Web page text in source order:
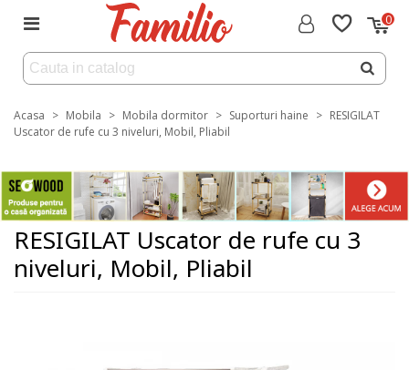
0
Acasa > Mobila > Mobila dormitor > Suporturi haine > RESIGILAT
Uscator de rufe cu 3 niveluri, Mobil, Pliabil
RESIGILAT Uscator de rufe cu 3
niveluri, Mobil, Pliabil